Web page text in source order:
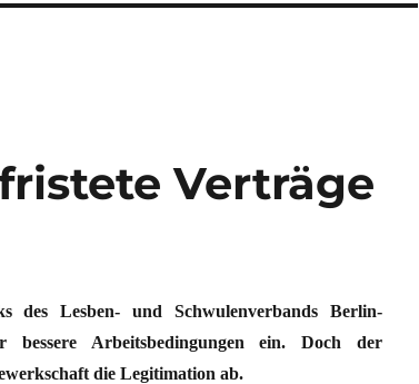
Verträge
des Lesben- und Schwulenverbands Berlin-
bessere Arbeitsbedingungen ein. Doch der
die Legitimation ab.